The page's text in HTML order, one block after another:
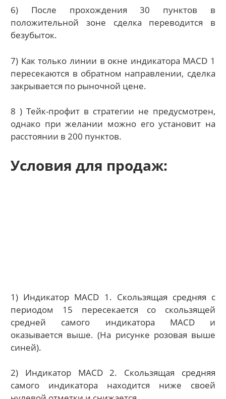
6) После прохождения 30 пунктов в
положительной зоне сделка переводится в
безубыток.
7) Как только линии в окне индикатора MACD 1
пересекаются в обратном направлении, сделка
закрывается по рыночной цене.
8 ) Тейк-профит в стратегии не предусмотрен,
однако при желании можно его установит на
расстоянии в 200 пунктов.
Условия для продаж:
1) Индикатор MACD 1. Скользящая средняя с
периодом 15 пересекается со скользящей
средней самого индикатора MACD и
оказывается выше. (На рисунке розовая выше
синей).
2) Индикатор MACD 2. Скользящая средняя
самого индикатора находится ниже своей